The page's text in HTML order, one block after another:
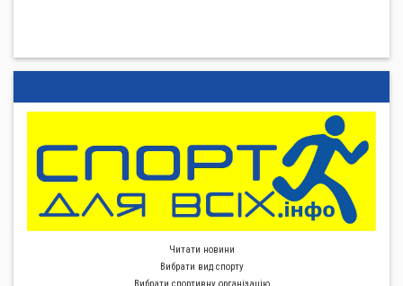
Читати новини
Вибрати вид спорту